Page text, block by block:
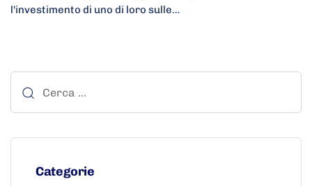
l'investimento di uno di loro sulle…
Categorie